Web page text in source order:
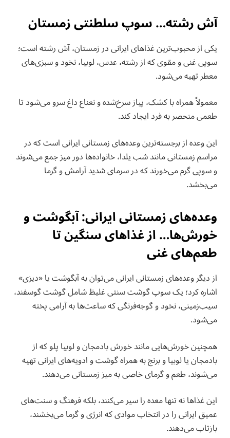
آش رشته… سوپ سلطنتی زمستان
یکی از محبوب‌ترین غذاهای ایرانی در زمستان، آش رشته است؛
سوپی غنی و مقوی که از رشته، عدس، لوبیا، نخود و سبزی‌های
معطر تهیه می‌شود.
معمولاً همراه با کشک، پیاز سرخ‌شده و نعناع داغ سرو می‌شود تا
طعمی منحصر به فرد ایجاد کند.
این وعده از برجسته‌ترین وعده‌های زمستانی ایرانی است که در
مراسم زمستانی مانند شب یلدا، خانواده‌ها دور میز جمع می‌شوند
و سوپی گرم می‌خورند که در سرمای شدید آرامش و گرما
می‌بخشد.
وعده‌های زمستانی ایرانی: آبگوشت و
خورش‌ها… از غذاهای سنگین تا
طعم‌های غنی
از دیگر وعده‌های زمستانی ایرانی می‌توان به آبگوشت یا «دیزی»
اشاره کرد؛ یک سوپ گوشت سنتی غلیظ شامل گوشت گوسفند،
سیب‌زمینی، نخود و گوجه‌فرنگی که ساعت‌ها به آرامی پخته
می‌شود.
همچنین خورش‌هایی مانند خورش بادمجان و لوبیا پلو که از
بادمجان یا لوبیا و برنج به همراه گوشت و ادویه‌های ایرانی تهیه
می‌شوند، طعم و گرمای خاصی به میز زمستانی می‌دهند.
این غذاها نه تنها معده را سیر می‌کنند، بلکه فرهنگ و سنت‌های
عمیق ایرانی را در انتخاب موادی که انرژی و گرما می‌بخشند،
بازتاب می‌دهند.